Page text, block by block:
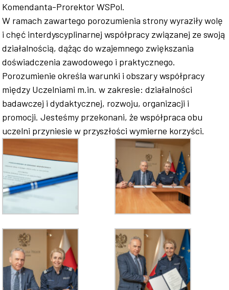
Komendanta-Prorektor WSPol.
W ramach zawartego porozumienia strony wyraziły wolę
i chęć interdyscyplinarnej współpracy związanej ze swoją
działalnością, dążąc do wzajemnego zwiększania
doświadczenia zawodowego i praktycznego.
Porozumienie określa warunki i obszary współpracy
między Uczelniami m.in. w zakresie: działalności
badawczej i dydaktycznej, rozwoju, organizacji i
promocji. Jesteśmy przekonani, że współpraca obu
uczelni przyniesie w przyszłości wymierne korzyści.